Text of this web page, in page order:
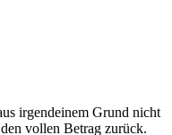
irgendeinem Grund nicht
vollen Betrag zurück.